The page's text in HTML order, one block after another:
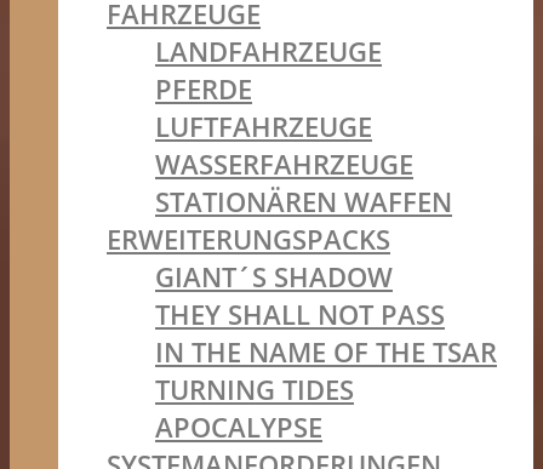
FAHRZEUGE
LANDFAHRZEUGE
PFERDE
LUFTFAHRZEUGE
WASSERFAHRZEUGE
STATIONÄREN WAFFEN
ERWEITERUNGSPACKS
GIANT´S SHADOW
THEY SHALL NOT PASS
IN THE NAME OF THE TSAR
TURNING TIDES
APOCALYPSE